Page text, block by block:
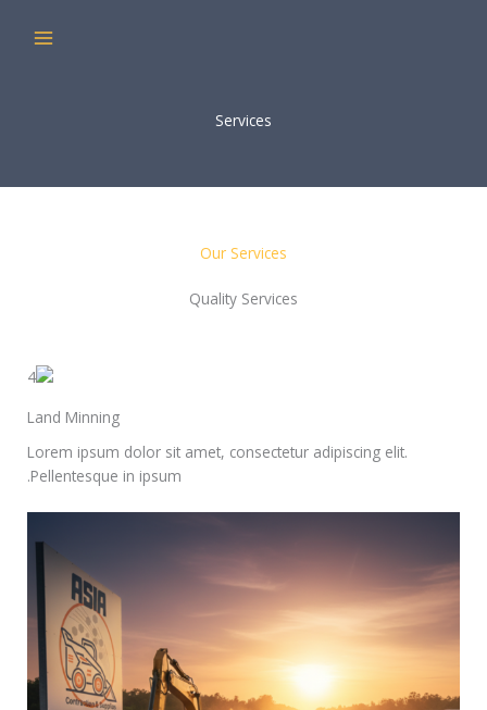
Services
Our Services
Quality Services
Land Minning
Lorem ipsum dolor sit amet, consectetur adipiscing elit.
Pellentesque in ipsum.